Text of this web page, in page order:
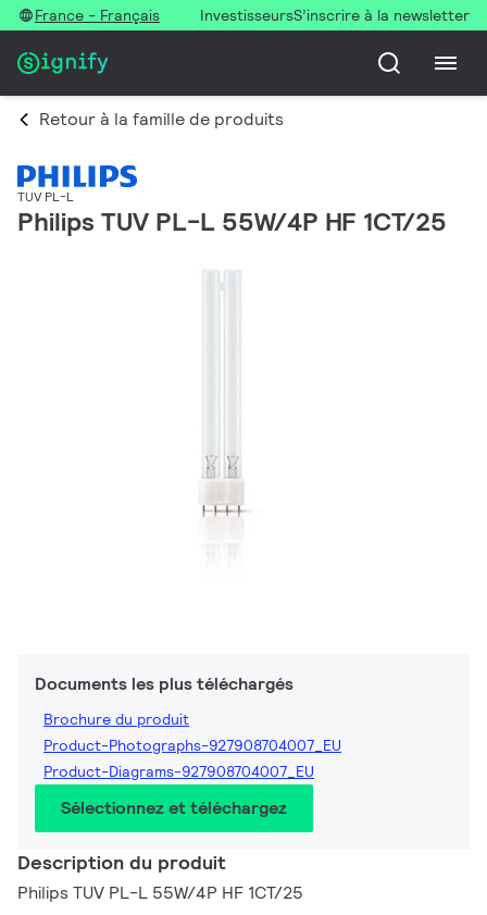
France - Français InvestisseursS’inscrire à la newsletter
Retour à la famille de produits
TUV PL-L
Philips TUV PL-L 55W/4P HF 1CT/25
Documents les plus téléchargés
Brochure du produit
Product-Photographs-927908704007_EU
Product-Diagrams-927908704007_EU
Sélectionnez et téléchargez
Description du produit
Philips TUV PL-L 55W/4P HF 1CT/25